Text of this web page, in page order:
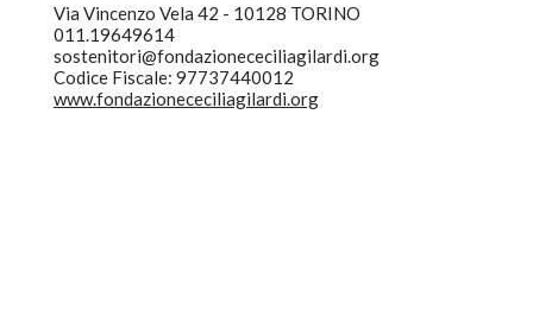
Via Vincenzo Vela 42 - 10128 TORINO
011.19649614
sostenitori@fondazionececiliagilardi.org
Codice Fiscale: 97737440012
www.fondazionececiliagilardi.org